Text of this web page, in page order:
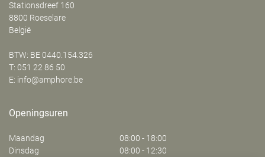
‍Stationsdreef 160
8800 Roeselare
België
BTW: BE 0440.154.326
T: 051 22 86 50
E: info@amphore.be
Openingsuren
Maandag
08:00 - 18:00
Dinsdag
08:00 - 12:30